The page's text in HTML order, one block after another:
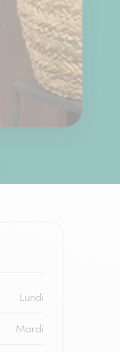
Lundi
Mardi